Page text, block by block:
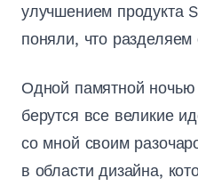
улучшением
поняли, что разделяем
Одной памятной ночью
берутся все великие
со мной своим
в области дизайна,